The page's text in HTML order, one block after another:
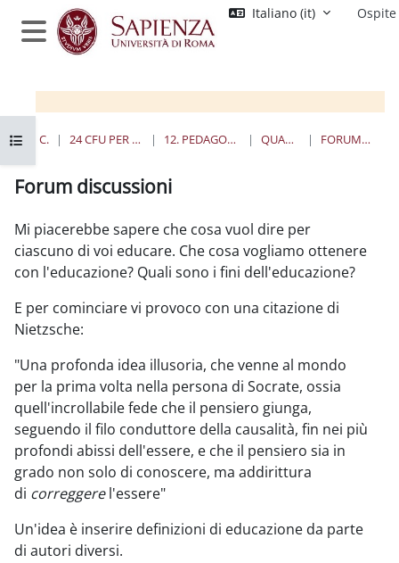
Vai al contenuto principale
Pannello laterale
Italiano ‎(it)‎ Ospite
Apri indice del corso
HOME CORSI 24 CFU PER L'INSEGNAMENTO 12. PEDAGOGIA SPERIMENTALE QUANDO E DOVE FORUM DISCUSSIONI
Forum discussioni
Mi piacerebbe sapere che cosa vuol dire per
ciascuno di voi educare. Che cosa vogliamo ottenere
con l'educazione? Quali sono i fini dell'educazione?
E per cominciare vi provoco con una citazione di
Nietzsche:
"Una profonda idea illusoria, che venne al mondo
per la prima volta nella persona di Socrate, ossia
quell'incrollabile fede che il pensiero giunga,
seguendo il filo conduttore della causalità, fin nei più
profondi abissi dell'essere, e che il pensiero sia in
grado non solo di conoscere, ma addirittura
di correggerel'essere"
Un'idea è inserire definizioni di educazione da parte
di autori diversi.